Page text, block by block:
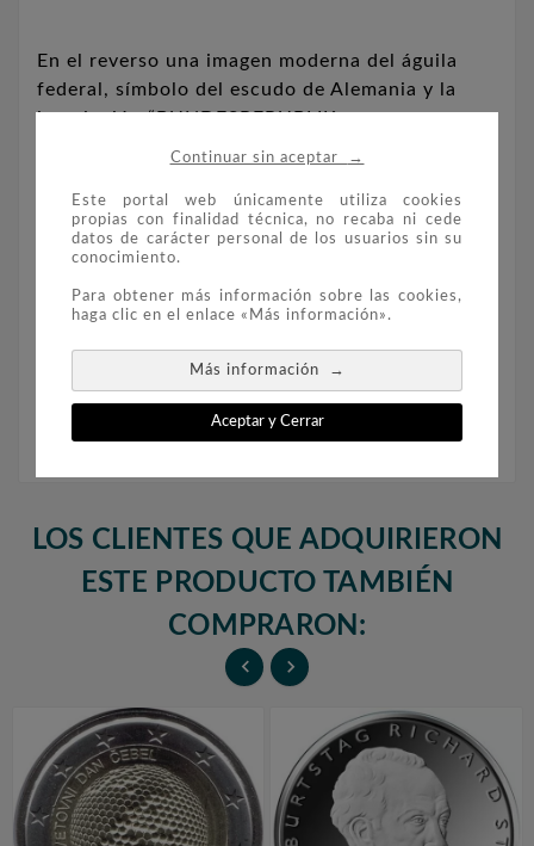
Continuar sin aceptar →
Este portal web únicamente utiliza cookies
propias con finalidad técnica, no recaba ni cede
datos de carácter personal de los usuarios sin su
conocimiento.
Para obtener más información sobre las cookies,
haga clic en el enlace «Más información».
Más información →
Aceptar y Cerrar
En el reverso una imagen moderna del águila
federal, símbolo del escudo de Alemania y la
inscripción “BUNDESREPUBLIK
DEUTSCHLAND” (REPÚBLICA FEDERAL DE
Peso: 14 gr.
Diámetro: 32,5mm.
Material: Cuproniquel.
LOS CLIENTES QUE ADQUIRIERON
ESTE PRODUCTO TAMBIÉN
COMPRARON:
 